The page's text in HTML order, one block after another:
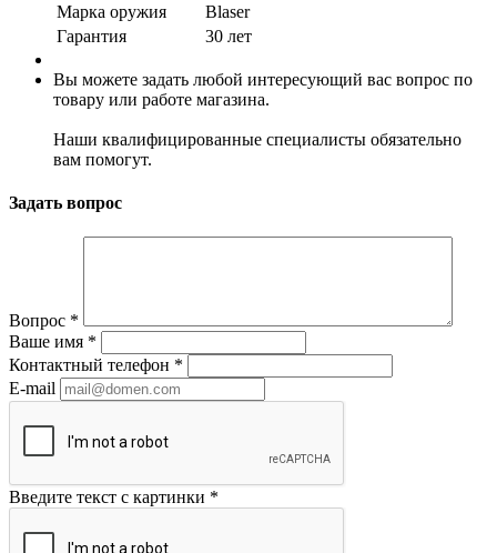
Марка оружия
Blaser
Гарантия
30 лет
Вы можете задать любой интересующий вас вопрос по
товару или работе магазина.
Наши квалифицированные специалисты обязательно
вам помогут.
Задать вопрос
Вопрос *
Ваше имя *
Контактный телефон *
E-mail
Введите текст с картинки *